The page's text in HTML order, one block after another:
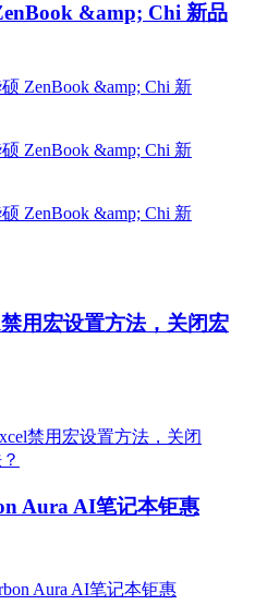
&amp; Chi 新品
用宏设置方法，关闭宏
Aura AI笔记本钜惠